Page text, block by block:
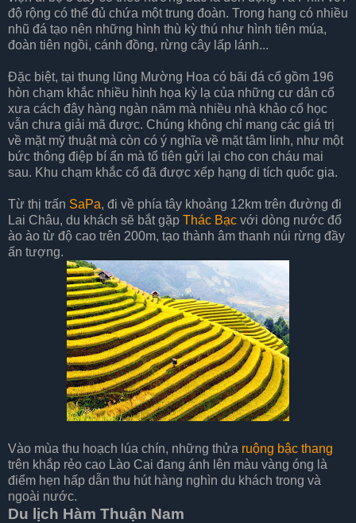
độ rộng có thể đủ chứa một trung đoàn. Trong hang có nhiều
nhũ đá tạo nên những hình thù kỳ thú như hình tiên múa,
đoàn tiên ngồi, cánh đồng, rừng cây lấp lánh...
Đặc biệt, tại thung lũng Mường Hoa có bãi đá cổ gồm 196
hòn chạm khắc nhiều hình họa kỳ lạ của những cư dân cổ
xưa cách đây hàng ngàn năm mà nhiều nhà khảo cổ học
vẫn chưa giải mã được. Chúng không chỉ mang các giá trị
về mặt mỹ thuật mà còn có ý nghĩa về mặt tâm linh, như một
bức thông điệp bí ẩn mà tổ tiên gửi lại cho con cháu mai
sau. Khu chạm khắc cổ đã được xếp hạng di tích quốc gia.
Từ thị trấn SaPa, đi về phía tây khoảng 12km trên đường đi
Lai Châu, du khách sẽ bắt gặp Thác Bạc với dòng nước đổ
ào ào từ độ cao trên 200m, tạo thành âm thanh núi rừng đầy
ấn tượng.
Vào mùa thu hoạch lúa chín, những thửa ruộng bậc thang
trên khắp rẻo cao Lào Cai đang ánh lên màu vàng óng là
điểm hẹn hấp dẫn thu hút hàng nghìn du khách trong và
ngoài nước.
Du lịch Hàm Thuận Nam